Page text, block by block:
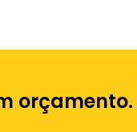
orçamento.